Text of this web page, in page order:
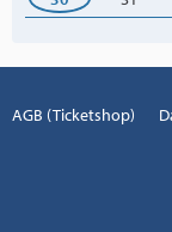
AGB (Ticketshop)